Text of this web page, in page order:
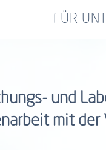
FÜR
und
mit der